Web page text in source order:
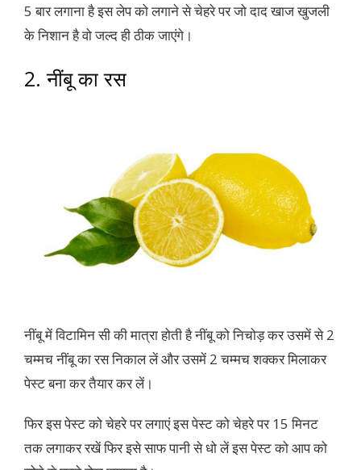
5 बार लगाना है इस लेप को लगाने से चेहरे पर जो दाद खाज खुजली
के निशान है वो जल्द ही ठीक जाएंगे।
2. नींबू का रस
नींबू में विटामिन सी की मात्रा होती है नींबू को निचोड़ कर उसमें से 2
चम्मच नींबू का रस निकाल लें और उसमें 2 चम्मच शक्कर मिलाकर
पेस्ट बना कर तैयार कर लें।
फिर इस पेस्ट को चेहरे पर लगाएं इस पेस्ट को चेहरे पर 15 मिनट
तक लगाकर रखें फिर इसे साफ पानी से धो लें इस पेस्ट को आप को